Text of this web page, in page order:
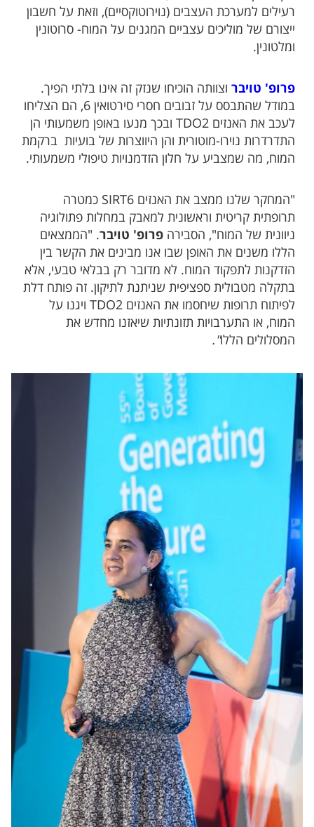
רעילים למערכת העצבים (נוירוטוקסיים), וזאת על חשבון
ייצורם של מוליכים עצביים המגנים על המוח- סרוטונין
ומלטונין.
פרופ' טויבר וצוותה הוכיחו שנזק זה אינו בלתי הפיך.
במודל שהתבסס על זבובים חסרי סירטואין 6, הם הצליחו
לעכב את האנזים TDO2 ובכך מנעו באופן משמעותי הן
התדרדרות נוירו-מוטורית והן היווצרות של בועיות ברקמת
המוח, מה שמצביע על חלון הזדמנויות טיפולי משמעותי.
"המחקר שלנו ממצב את האנזים SIRT6 כמטרה
תרופתית קריטית וראשונית למאבק במחלות פתולוגיה
ניוונית של המוח", הסבירהפרופ' טויבר. "הממצאים
הללו משנים את האופן שבו אנו מבינים את הקשר בין
הזדקנות לתפקוד המוח. לא מדובר רק בבלאי טבעי, אלא
בתקלה מטבולית ספציפית שניתנת לתיקון. זה פותח דלת
לפיתוח תרופות שיחסמו את האנזים TDO2 ויגנו על
המוח, או התערבויות תזונתיות שיאזנו מחדש את
המסלולים הללו".